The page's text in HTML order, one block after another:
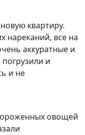
квартиру.
нареканий, все на
аккуратные и
и
и не
овощей